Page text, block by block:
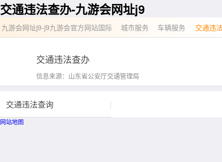
交通违法查办-九游会网址j9
九游会网址j9-j9九游会官方网站国际 城市服务 车辆服务 交通违
交通违法查办
信息来源： 山东省公安厅交通管理局
交通违法查询
网站地图